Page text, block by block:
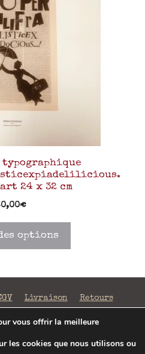
typographique
24 x 32 cm
€
options
Livraison Retours
Magiques | SIRET 797 938
Jenny Portier
vous offrir la meilleure
les cookies que nous utilisons ou